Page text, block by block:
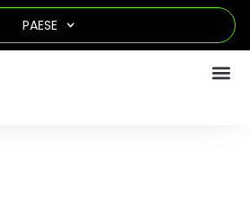
PAESE